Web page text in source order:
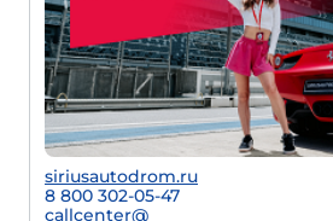
siriusautodrom.ru
8 800 302-05-47
callcenter@